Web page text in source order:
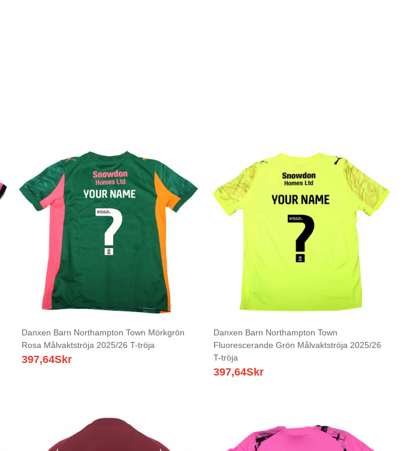
Danxen Barn Northampton Town Mörkgrön
Rosa Målvaktströja 2025/26 T-tröja
397,64Skr
Danxen Barn Northampton Town
Fluorescerande Grön Målvaktströja 2025/26
T-tröja
397,64Skr